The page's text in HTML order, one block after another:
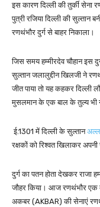
इस कारण दिल्ली की तुर्की सेना
पुत्री रजिया दिल्ली की
रणथंभौर दुर्ग से बाहर निकाला।
जिस समय हम्मीरदेव चौहान इस
सुल्तान जलालुद्दीन खिलजी ने
जीत पाया तो यह कहकर दिल्ली
मुसलमान के एक बाल के तुल्य भी
ई.1301 में दिल्ली के सुल्तान
रक्षकों को रिश्वत खिलाकर
दुर्ग का पतन होता देखकर राजा
जौहर किया। आज रणथंभौर एक
अकबर (AKBAR) की सेनाएं